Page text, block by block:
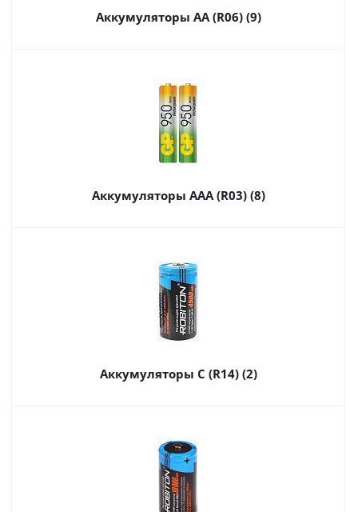
Аккумуляторы AA (R06) (9)
Аккумуляторы AAA (R03) (8)
Аккумуляторы C (R14) (2)